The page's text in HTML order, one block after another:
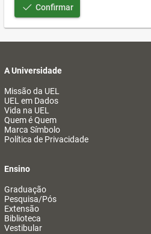
Confirmar
A Universidade
Missão da UEL
UEL em Dados
Vida na UEL
Quem é Quem
Marca Símbolo
Política de Privacidade
Ensino
Graduação
Pesquisa/Pós
Extensão
Biblioteca
Vestibular